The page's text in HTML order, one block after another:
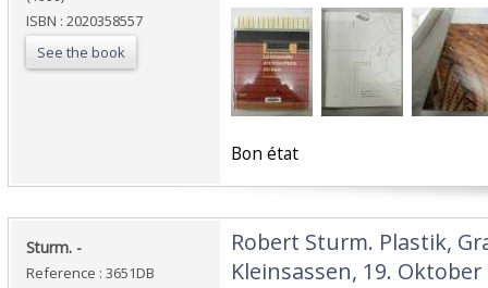
ISBN : 2020358557
See the book
‎Bon état‎
‎Sturm. -‎
Reference : 3651DB
‎Robert Sturm. Plastik,
Kleinsassen, 19.